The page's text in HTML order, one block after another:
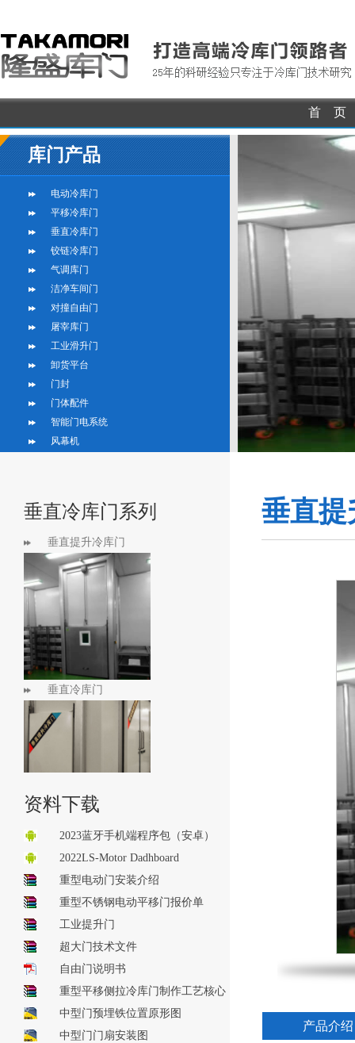
首 页
库门产品
电动冷库门
平移冷库门
垂直冷库门
铰链冷库门
气调库门
洁净车间门
对撞自由门
屠宰库门
工业滑升门
卸货平台
门封
门体配件
智能门电系统
风幕机
垂直冷库门系列
垂直提升冷库门
垂直冷库门
资料下载
2023蓝牙手机端程序包（安卓）
2022LS-Motor Dadhboard
重型电动门安装介绍
重型不锈钢电动平移门报价单
工业提升门
超大门技术文件
自由门说明书
重型平移侧拉冷库门制作工艺核心
文件
中型门预埋铁位置原形图
中型门门扇安装图
垂直提
产品介绍